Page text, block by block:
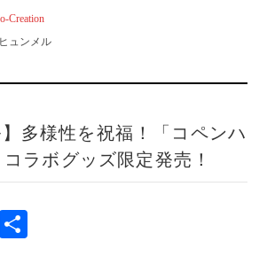
Creation
ヒュンメル
】多様性を祝福！「コペンハ
ラボグッズ限定発売！
Li